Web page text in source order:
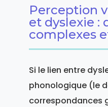
Perception
et dyslexie :
complexes
Si le lien entre
phonologique (le
correspondances